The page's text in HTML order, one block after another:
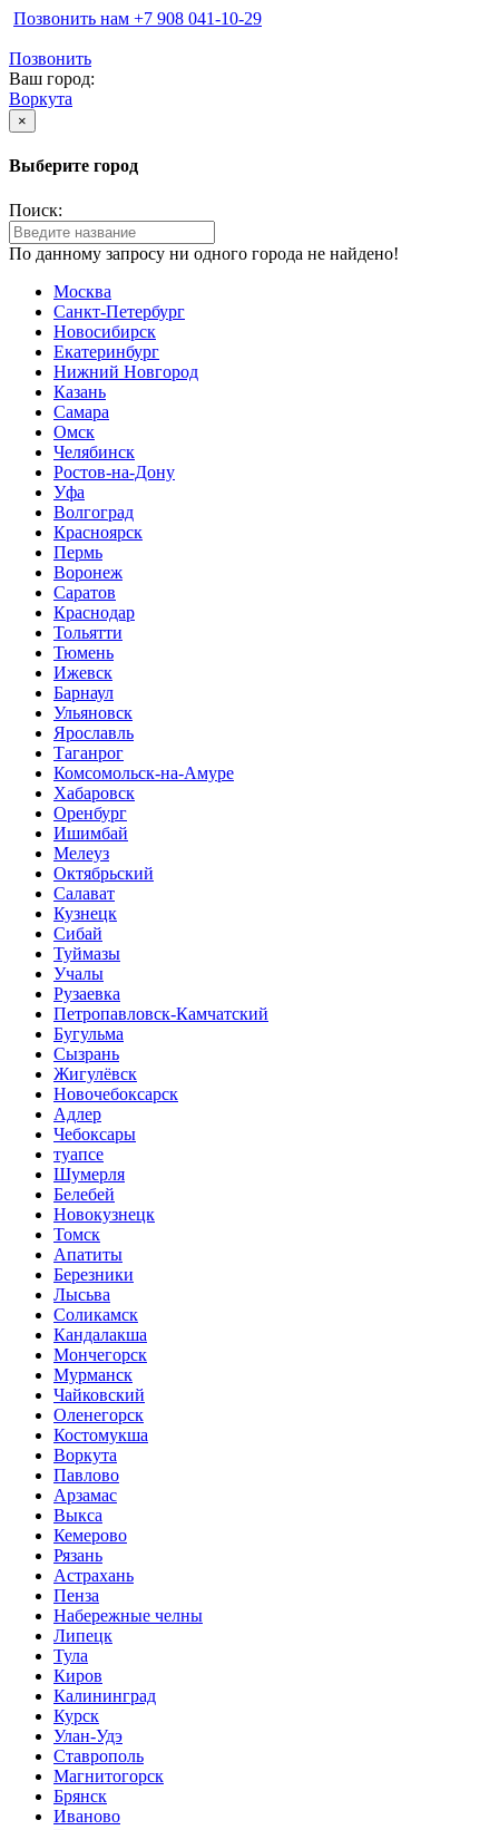
Позвонить нам ‪+7 908 041-10-29
Позвонить
Ваш город:
Воркута
×
Выберите город
Поиск:
По данному запросу ни одного города не найдено!
Москва
Санкт-Петербург
Новосибирск
Екатеринбург
Нижний Новгород
Казань
Самара
Омск
Челябинск
Ростов-на-Дону
Уфа
Волгоград
Красноярск
Пермь
Воронеж
Саратов
Краснодар
Тольятти
Тюмень
Ижевск
Барнаул
Ульяновск
Ярославль
Таганрог
Комсомольск-на-Амуре
Хабаровск
Оренбург
Ишимбай
Мелеуз
Октябрьский
Салават
Кузнецк
Сибай
Туймазы
Учалы
Рузаевка
Петропавловск-Камчатский
Бугульма
Сызрань
Жигулёвск
Новочебоксарск
Адлер
Чебоксары
туапсе
Шумерля
Белебей
Новокузнецк
Томск
Апатиты
Березники
Лысьва
Соликамск
Кандалакша
Мончегорск
Мурманск
Чайковский
Оленегорск
Костомукша
Воркута
Павлово
Арзамас
Выкса
Кемерово
Рязань
Астрахань
Пенза
Набережные челны
Липецк
Тула
Киров
Калининград
Курск
Улан-Удэ
Ставрополь
Магнитогорск
Брянск
Иваново